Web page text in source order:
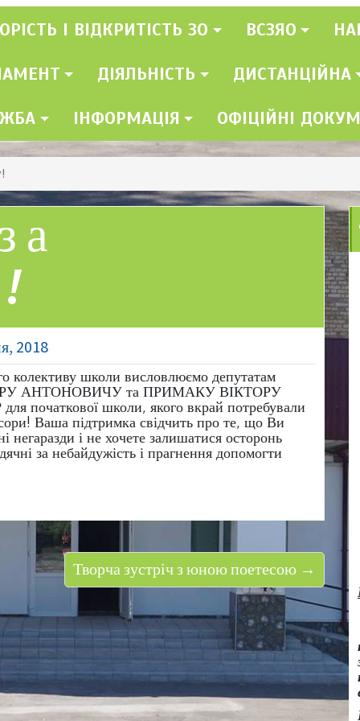
І ВІДКРИТІСТЬ ЗО ВСЗЯО
ДІЯЛЬНІСТЬ ДИСТАНЦІЙНА
ІНФОРМАЦІЯ ОФІЦІЙНІ
2018
колективу школи висловлюємо депутатам
АНТОНОВИЧУ та ПРИМАКУ ВІКТОРУ
школи, якого вкрай потребували
Ваша підтримка свідчить про те, що Ви
негаразди і не хочете залишатися осторонь
за небайдужість і прагнення допомогти
Творча зустріч з юною поетесою →